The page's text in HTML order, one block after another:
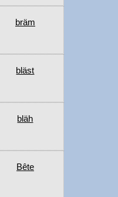
bräm
bläst
bläh
Bête